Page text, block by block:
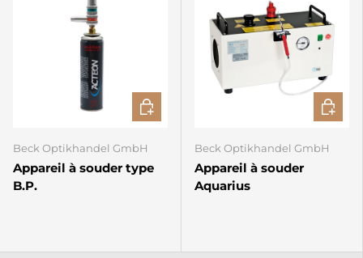
Beck Optikhandel GmbH
Appareil à souder type
B.P.
AJOUTER AU PANIER
Beck Optikhandel GmbH
Appareil à souder
Aquarius